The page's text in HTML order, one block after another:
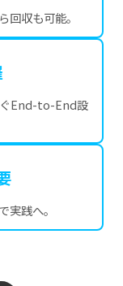
回収も可能。
ぐEnd-to-End設
実践へ。